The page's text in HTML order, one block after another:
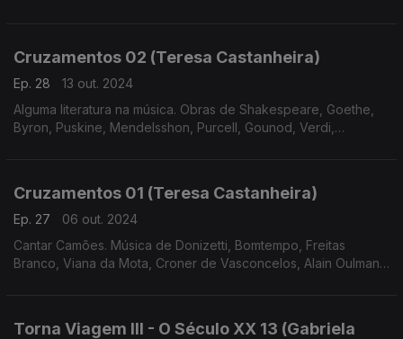
Cruzamentos 02 (Teresa Castanheira)
Ep. 28
13 out. 2024
Alguma literatura na música. Obras de Shakespeare, Goethe,
Byron, Puskine, Mendelsshon, Purcell, Gounod, Verdi,
Cruzamentos 01 (Teresa Castanheira)
Ep. 27
06 out. 2024
Cantar Camões. Música de Donizetti, Bomtempo, Freitas
Branco, Viana da Mota, Croner de Vasconcelos, Alain Oulman,
Torna Viagem III - O Século XX 13 (Gabriela